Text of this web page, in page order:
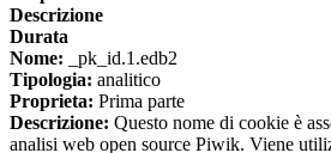
Descrizione
Durata
Nome: _pk_id.1.edb2
Tipologia: analitico
Proprieta: Prima parte
Descrizione: Questo nome di cookie è
analisi web open source Piwik. Viene